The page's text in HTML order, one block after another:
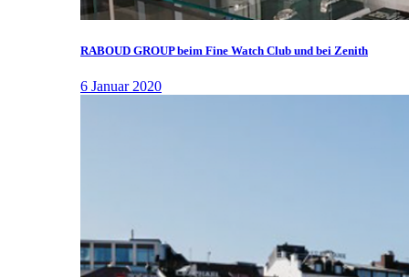
RABOUD GROUP beim Fine Watch Club und bei Zenith
6 Januar 2020